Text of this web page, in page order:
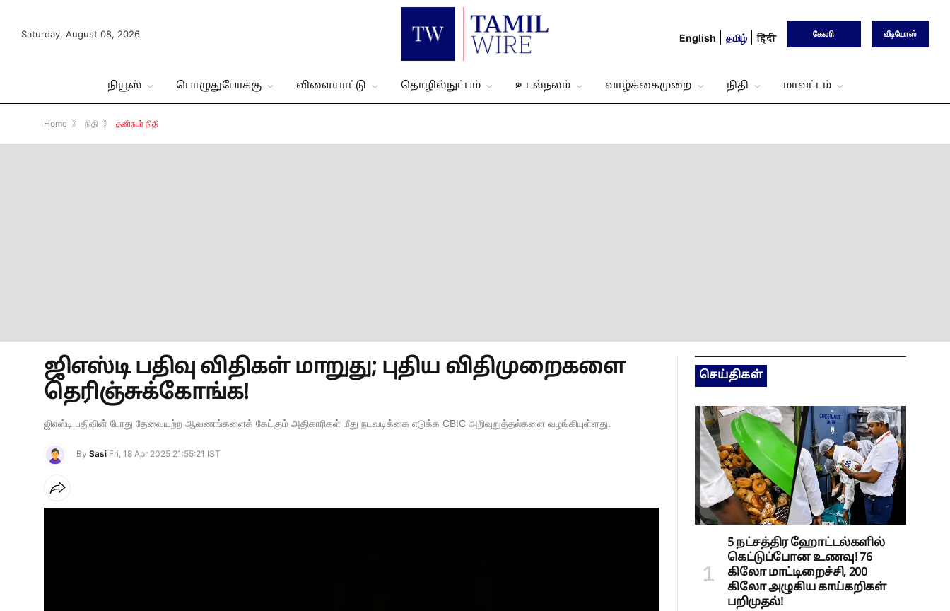
Saturday, August 08, 2026 English தமிழ் हिंदी கேலரி வீடியோஸ்
நியூஸ் பொழுதுபோக்கு விளையாட்டு தொழில்நுட்பம் உடல்நலம் வாழ்க்கைமுறை நிதி மாவட்டம்
Home 》 நிதி 》 தனிநபர் நிதி
ஜிஎஸ்டி பதிவு விதிகள் மாறுது; புதிய விதிமுறைகளை
தெரிஞ்சுக்கோங்க!
ஜிஎஸ்டி பதிவின் போது தேவையற்ற ஆவணங்களைக் கேட்கும் அதிகாரிகள் மீது நடவடிக்கை எடுக்க CBIC அறிவுறுத்தல்களை வழங்கியுள்ளது.
By Sasi Fri, 18 Apr 2025 21:55:21 IST
செய்திகள்
5 நட்சத்திர ஹோட்டல்களில்
கெட்டுப்போன உணவு! 76
கிலோ மாட்டிறைச்சி, 200
கிலோ அழுகிய காய்கறிகள்
பறிமுதல்!